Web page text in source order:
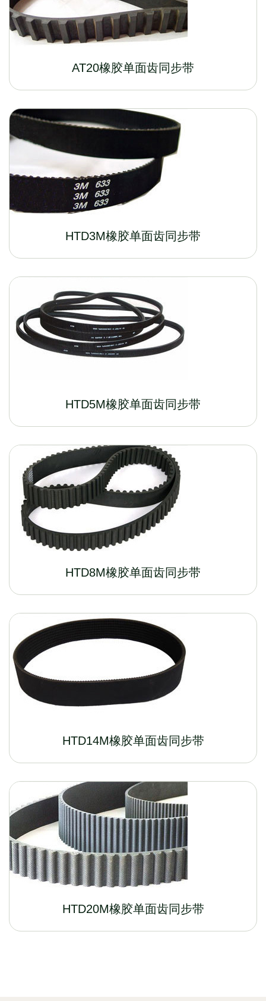
AT20橡胶单面齿同步带
HTD3M橡胶单面齿同步带
HTD5M橡胶单面齿同步带
HTD8M橡胶单面齿同步带
HTD14M橡胶单面齿同步带
HTD20M橡胶单面齿同步带